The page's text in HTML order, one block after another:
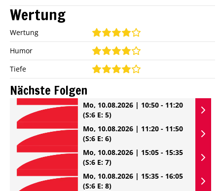
Wertung
Wertung
Humor
Tiefe
Nächste Folgen
Mo, 10.08.2026 | 10:50 - 11:20
(S:6 E: 5)
Mo, 10.08.2026 | 11:20 - 11:50
(S:6 E: 6)
Mo, 10.08.2026 | 15:05 - 15:35
(S:6 E: 7)
Mo, 10.08.2026 | 15:35 - 16:05
(S:6 E: 8)